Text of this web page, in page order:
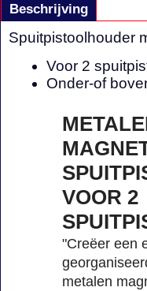
Beschrijving
Spuitpistoolhouder
Voor 2
Onder-of
VOOR 2
"Creëer een
metalen